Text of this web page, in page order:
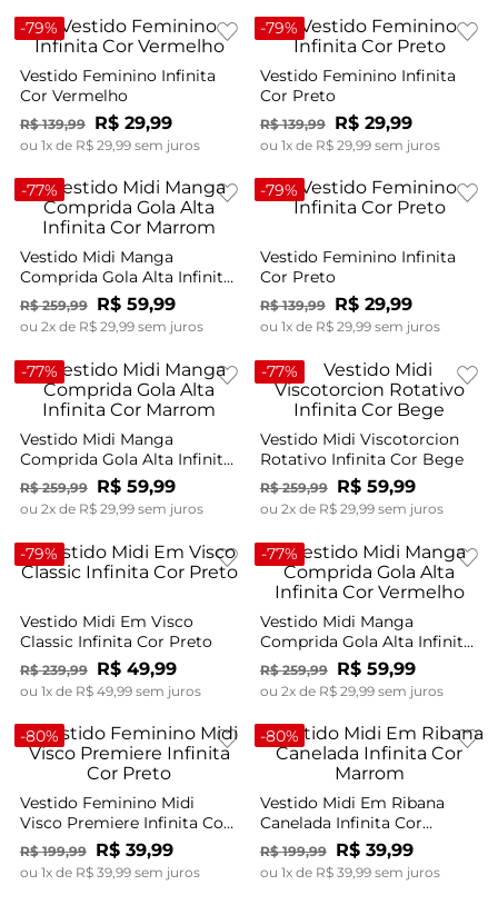
-79%
Vestido Feminino Infinita
Cor Vermelho
R$ 139,99 R$ 29,99
ou 1x de R$ 29, 99sem juros
-79%
Vestido Feminino Infinita
Cor Preto
R$ 139,99 R$ 29,99
ou 1x de R$ 29, 99sem juros
-77%
Vestido Midi Manga
Comprida Gola Alta Infinita
Cor Marrom
R$ 259,99 R$ 59,99
ou 2x de R$ 29,99sem juros
-79%
Vestido Feminino Infinita
Cor Preto
R$ 139,99 R$ 29,99
ou 1x de R$ 29,99sem juros
-77%
Vestido Midi Manga
Comprida Gola Alta Infinita
Cor Marrom
R$ 259,99 R$ 59,99
ou 2x de R$ 29, 99sem juros
-77%
Vestido Midi Viscotorcion
Rotativo Infinita Cor Bege
R$ 259,99 R$ 59,99
ou 2x de R$ 29, 99sem juros
-79%
Vestido Midi Em Visco
Classic Infinita Cor Preto
R$ 239,99 R$ 49,99
ou 1x de R$ 49, 99sem juros
-77%
Vestido Midi Manga
Comprida Gola Alta Infinita
Cor Vermelho
R$ 259,99 R$ 59,99
ou 2x de R$ 29, 99sem juros
-80%
Vestido Feminino Midi
Visco Premiere Infinita Cor
Preto
R$ 199,99 R$ 39,99
ou 1x de R$ 39,99sem juros
-80%
Vestido Midi Em Ribana
Canelada Infinita Cor
Marrom
R$ 199,99 R$ 39,99
ou 1x de R$ 39,99sem juros